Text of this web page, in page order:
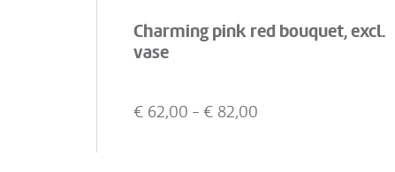
Charming pink red bouquet, excl.
vase
€ 62,00 - € 82,00